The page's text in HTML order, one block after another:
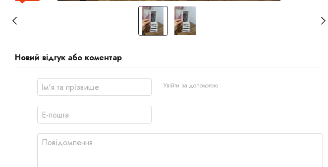
Новий відгук або коментар
Увійти за допомогою